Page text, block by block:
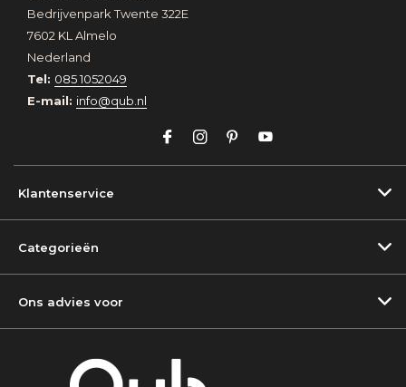
Bedrijvenpark Twente 322E
7602 KL Almelo
Nederland
Tel: 085 1052049
E-mail: info@qub.nl
Klantenservice
Categorieën
Ons advies voor